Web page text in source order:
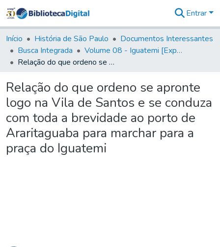
&
Coleções
Tudo na
Biblioteca
Estatísticas
Entrar
Início História de São Paulo
Documentos Interessantes
Busca Integrada
Volume 08 - Iguatemi [Expedições para proteção e sustento]
Relação do que ordeno se apronte logo na Vila de Santos e se conduza com toda a brevidade ao porto de Araritaguaba para marchar para a praça do Iguatemi
Relação do que ordeno se apronte
logo na Vila de Santos e se conduza
com toda a brevidade ao porto de
Araritaguaba para marchar para a
praça do Iguatemi